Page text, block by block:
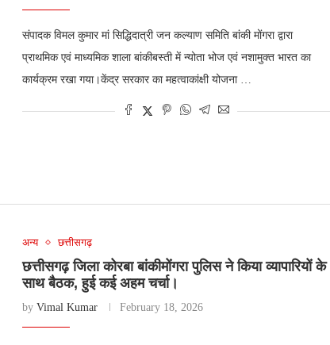
संपादक विमल कुमार मां सिद्धिदात्री जन कल्याण समिति बांकी मोंगरा द्वारा
प्राथमिक एवं माध्यमिक शाला बांकीबस्ती में न्योता भोज एवं नशामुक्त भारत का
कार्यक्रम रखा गया।केंद्र सरकार का महत्वाकांक्षी योजना …
अन्य छत्तीसगढ़
छत्तीसगढ़ जिला कोरबा बांकीमोंगरा पुलिस ने किया व्यापारियों के
साथ बैठक, हुई कई अहम चर्चा।
by Vimal Kumar February 18, 2026